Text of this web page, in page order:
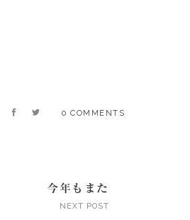
0 COMMENTS
今年もまた
NEXT POST